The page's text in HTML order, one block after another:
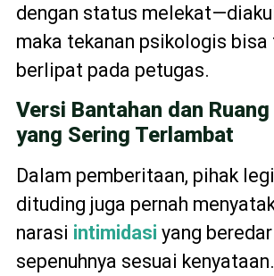
dengan status
maka tekanan psikologis bisa
berlipat pada petugas.
Versi Bantahan dan
yang Sering Terlambat
Dalam pemberitaan, pihak
dituding juga pernah
narasi intimidasi yang
sepenuhnya sesuai